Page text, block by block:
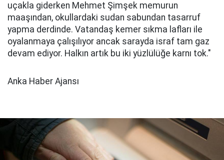
uçakla giderken Mehmet Şimşek memurun
maaşından, okullardaki sudan sabundan tasarruf
yapma derdinde. Vatandaş kemer sıkma lafları ile
oyalanmaya çalışılıyor ancak sarayda israf tam gaz
devam ediyor. Halkın artık bu iki yüzlülüğe karnı tok."
Anka Haber Ajansı